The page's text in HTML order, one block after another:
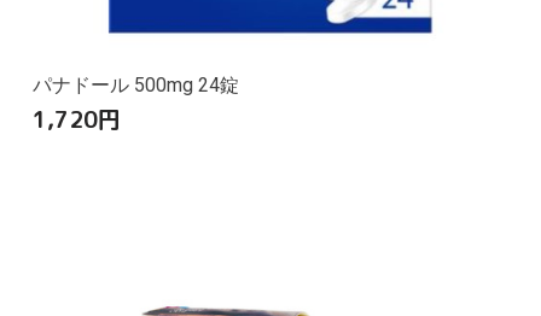
パナドール 500mg 24錠
1,720円